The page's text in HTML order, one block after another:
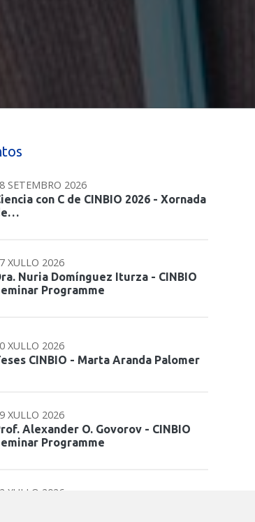
SETEMBRO 2026
con C de CINBIO 2026 - Xornada
XULLO 2026
Nuria Domínguez Iturza - CINBIO
Programme
XULLO 2026
CINBIO - Marta Aranda Palomer
XULLO 2026
Alexander O. Govorov - CINBIO
Programme
XULLO 2026